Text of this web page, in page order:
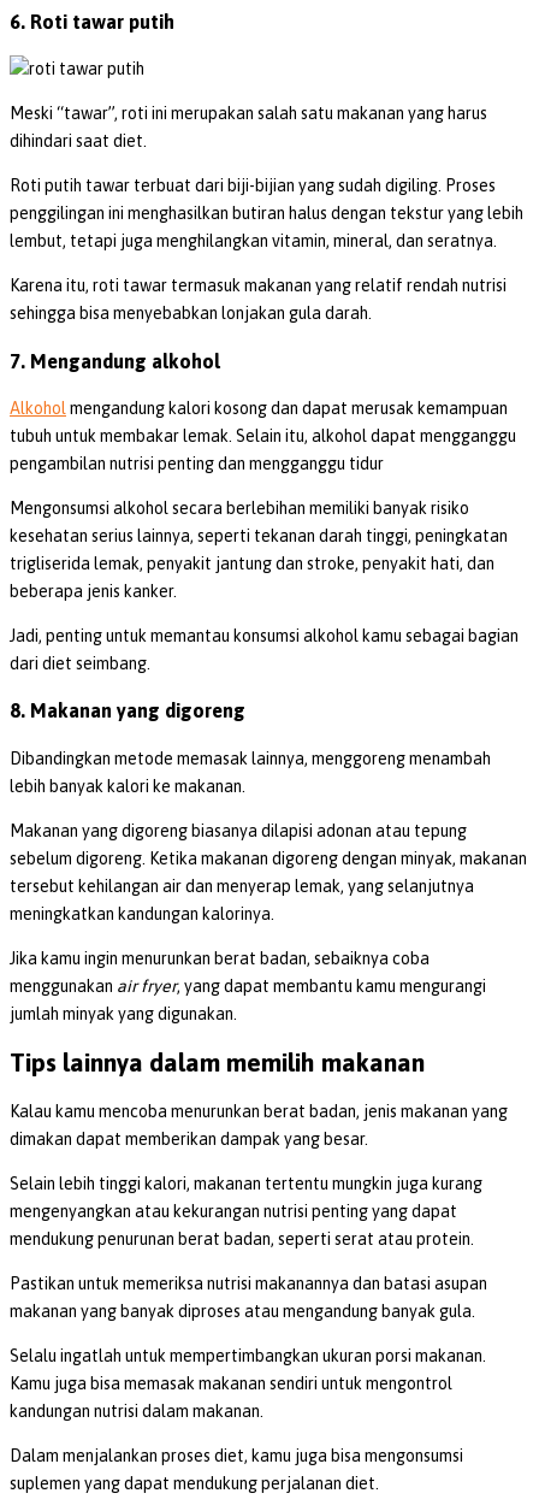
6. Roti tawar putih
Meski “tawar”, roti ini merupakan salah satu makanan yang harus
dihindari saat diet.
Roti putih tawar terbuat dari biji-bijian yang sudah digiling. Proses
penggilingan ini menghasilkan butiran halus dengan tekstur yang lebih
lembut, tetapi juga menghilangkan vitamin, mineral, dan seratnya.
Karena itu, roti tawar termasuk makanan yang relatif rendah nutrisi
sehingga bisa menyebabkan lonjakan gula darah.
7. Mengandung alkohol
Alkohol mengandung kalori kosong dan dapat merusak kemampuan
tubuh untuk membakar lemak. Selain itu, alkohol dapat mengganggu
pengambilan nutrisi penting dan mengganggu tidur
Mengonsumsi alkohol secara berlebihan memiliki banyak risiko
kesehatan serius lainnya, seperti tekanan darah tinggi, peningkatan
trigliserida lemak, penyakit jantung dan stroke, penyakit hati, dan
beberapa jenis kanker.
Jadi, penting untuk memantau konsumsi alkohol kamu sebagai bagian
dari diet seimbang.
8. Makanan yang digoreng
Dibandingkan metode memasak lainnya, menggoreng menambah
lebih banyak kalori ke makanan.
Makanan yang digoreng biasanya dilapisi adonan atau tepung
sebelum digoreng. Ketika makanan digoreng dengan minyak, makanan
tersebut kehilangan air dan menyerap lemak, yang selanjutnya
meningkatkan kandungan kalorinya.
Jika kamu ingin menurunkan berat badan, sebaiknya coba
menggunakan air fryer, yang dapat membantu kamu mengurangi
jumlah minyak yang digunakan.
Tips lainnya dalam memilih makanan
Kalau kamu mencoba menurunkan berat badan, jenis makanan yang
dimakan dapat memberikan dampak yang besar.
Selain lebih tinggi kalori, makanan tertentu mungkin juga kurang
mengenyangkan atau kekurangan nutrisi penting yang dapat
mendukung penurunan berat badan, seperti serat atau protein.
Pastikan untuk memeriksa nutrisi makanannya dan batasi asupan
makanan yang banyak diproses atau mengandung banyak gula.
Selalu ingatlah untuk mempertimbangkan ukuran porsi makanan.
Kamu juga bisa memasak makanan sendiri untuk mengontrol
kandungan nutrisi dalam makanan.
Dalam menjalankan proses diet, kamu juga bisa mengonsumsi
suplemen yang dapat mendukung perjalanan diet.